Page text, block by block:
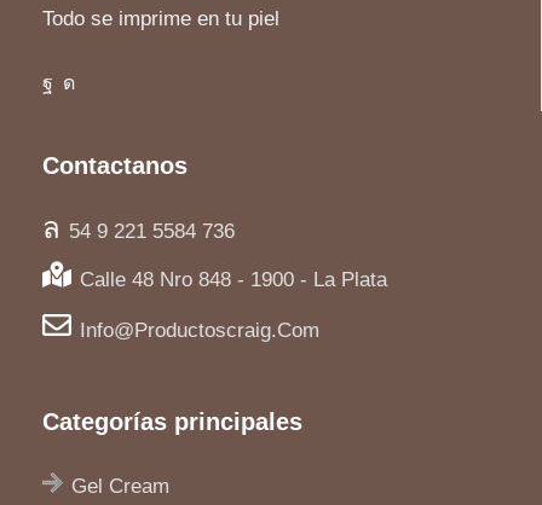
Todo se imprime en tu piel
Contactanos
54 9 221 5584 736
Calle 48 Nro 848 - 1900 - La Plata
Info@productoscraig.com
Categorías principales
Gel Cream